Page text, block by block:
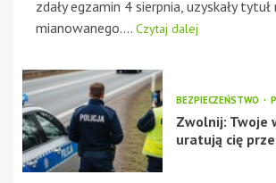
zdały egzamin 4 sierpnia, uzyskały
mianowanego.... Czytaj dalej
BEZPIECZEŃSTWO
Zwolnij: Twoje
uratują cię